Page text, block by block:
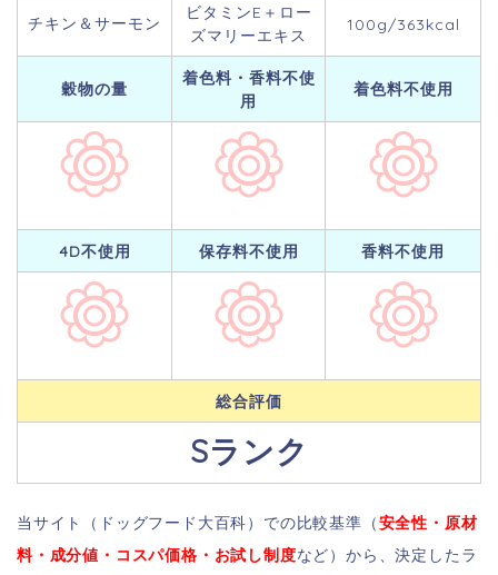
チキン＆サーモン
ビタミンE＋ロー
ズマリーエキス
100g/363kcal
穀物の量
着色料・香料不使
用
着色料不使用
4D不使用 保存料不使用 香料不使用
総合評価
Sランク
当サイト（ドッグフード大百科）での比較基準（安全性・原材
料・成分値・コスパ価格・お試し制度など）から、決定したラ